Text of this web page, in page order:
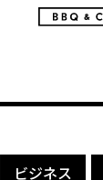
ビジネス